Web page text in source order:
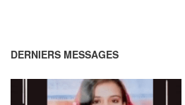
DERNIERS MESSAGES